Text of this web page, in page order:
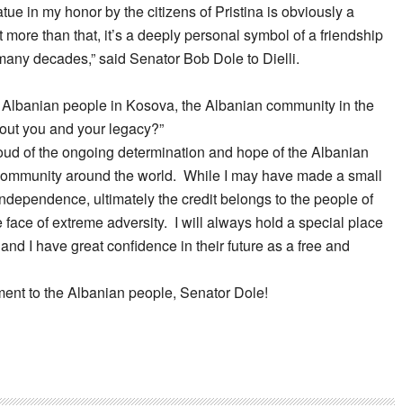
in my honor by the citizens of Pristina is obviously a
than that, it’s a deeply personal symbol of a friendship
decades,” said Senator Bob Dole to Dielli.
people in Kosova, the Albanian community in the
you and your legacy?”
of the ongoing determination and hope of the Albanian
around the world. While I may have made a small
ultimately the credit belongs to the people of
of extreme adversity. I will always hold a special place
I have great confidence in their future as a free and
to the Albanian people, Senator Dole!